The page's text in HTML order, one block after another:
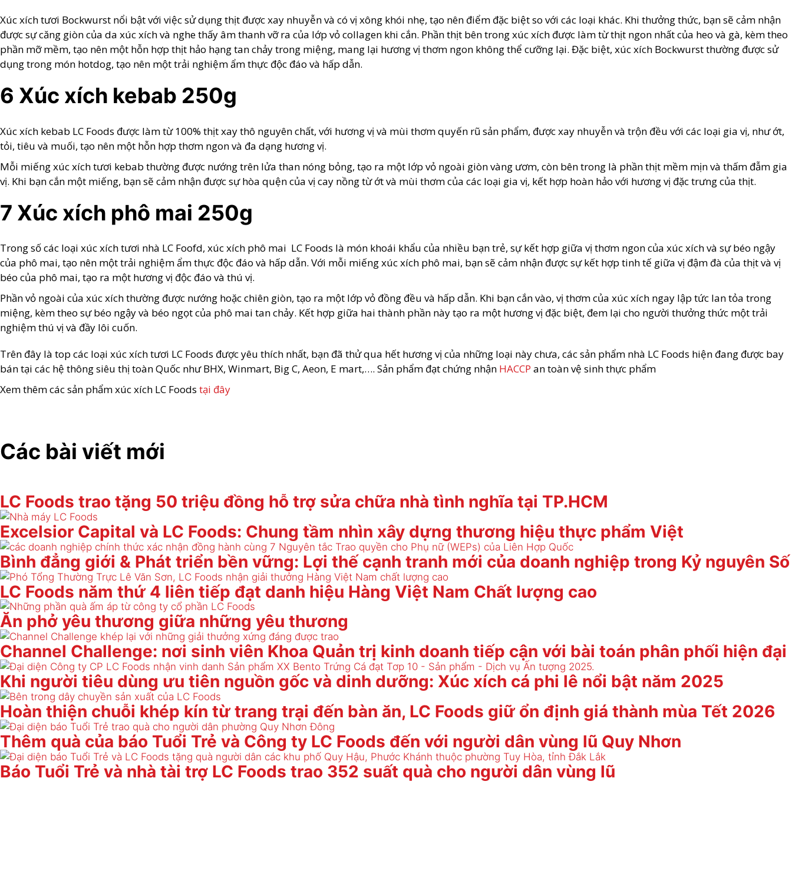
Xúc xích tươi Bockwurst nổi bật với việc sử dụng thịt được xay nhuyễn và có vị xông khói nhẹ, tạo nên điểm đặc biệt so với các loại khác. Khi thưởng thức, bạn sẽ cảm nhận
được sự căng giòn của da xúc xích và nghe thấy âm thanh vỡ ra của lớp vỏ collagen khi cắn. Phần thịt bên trong xúc xích được làm từ thịt ngon nhất của heo và gà, kèm theo
phần mỡ mềm, tạo nên một hỗn hợp thịt hảo hạng tan chảy trong miệng, mang lại hương vị thơm ngon không thể cưỡng lại. Đặc biệt, xúc xích Bockwurst thường được sử
dụng trong món hotdog, tạo nên một trải nghiệm ẩm thực độc đáo và hấp dẫn.
6 Xúc xích kebab 250g
Xúc xích kebab LC Foods được làm từ 100% thịt xay thô nguyên chất, với hương vị và mùi thơm quyến rũ sản phẩm, được xay nhuyễn và trộn đều với các loại gia vị, như ớt,
tỏi, tiêu và muối, tạo nên một hỗn hợp thơm ngon và đa dạng hương vị.
Mỗi miếng xúc xích tươi kebab thường được nướng trên lửa than nóng bỏng, tạo ra một lớp vỏ ngoài giòn vàng ươm, còn bên trong là phần thịt mềm mịn và thấm đẫm gia
vị. Khi bạn cắn một miếng, bạn sẽ cảm nhận được sự hòa quện của vị cay nồng từ ớt và mùi thơm của các loại gia vị, kết hợp hoàn hảo với hương vị đặc trưng của thịt.
7 Xúc xích phô mai 250g
Trong số các loại xúc xích tươi nhà LC Foofd, xúc xích phô mai LC Foods là món khoái khẩu của nhiều bạn trẻ, sự kết hợp giữa vị thơm ngon của xúc xích và sự béo ngậy
của phô mai, tạo nên một trải nghiệm ẩm thực độc đáo và hấp dẫn. Với mỗi miếng xúc xích phô mai, bạn sẽ cảm nhận được sự kết hợp tinh tế giữa vị đậm đà của thịt và vị
béo của phô mai, tạo ra một hương vị độc đáo và thú vị.
Phần vỏ ngoài của xúc xích thường được nướng hoặc chiên giòn, tạo ra một lớp vỏ đồng đều và hấp dẫn. Khi bạn cắn vào, vị thơm của xúc xích ngay lập tức lan tỏa trong
miệng, kèm theo sự béo ngậy và béo ngọt của phô mai tan chảy. Kết hợp giữa hai thành phần này tạo ra một hương vị đặc biệt, đem lại cho người thưởng thức một trải
nghiệm thú vị và đầy lôi cuốn.
Trên đây là top các loại xúc xích tươi LC Foods được yêu thích nhất, bạn đã thử qua hết hương vị của những loại này chưa, các sản phẩm nhà LC Foods hiện đang được bay
bán tại các hệ thông siêu thị toàn Quốc như BHX, Winmart, Big C, Aeon, E mart,…. Sản phẩm đạt chứng nhận HACCP an toàn vệ sinh thực phẩm
Xem thêm các sản phẩm xúc xích LC Foods tại đây
Các bài viết mới
LC Foods trao tặng 50 triệu đồng hỗ trợ sửa chữa nhà tình nghĩa tại TP.HCM
Excelsior Capital và LC Foods: Chung tầm nhìn xây dựng thương hiệu thực phẩm Việt
Bình đẳng giới & Phát triển bền vững: Lợi thế cạnh tranh mới của doanh nghiệp trong Kỷ nguyên Số
LC Foods năm thứ 4 liên tiếp đạt danh hiệu Hàng Việt Nam Chất lượng cao
Ăn phở yêu thương giữa những yêu thương
Channel Challenge: nơi sinh viên Khoa Quản trị kinh doanh tiếp cận với bài toán phân phối hiện đại
Khi người tiêu dùng ưu tiên nguồn gốc và dinh dưỡng: Xúc xích cá phi lê nổi bật năm 2025
Hoàn thiện chuỗi khép kín từ trang trại đến bàn ăn, LC Foods giữ ổn định giá thành mùa Tết 2026
Thêm quà của báo Tuổi Trẻ và Công ty LC Foods đến với người dân vùng lũ Quy Nhơn
Báo Tuổi Trẻ và nhà tài trợ LC Foods trao 352 suất quà cho người dân vùng lũ